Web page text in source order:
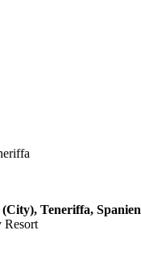
Teneriffa, Spanien
Resort